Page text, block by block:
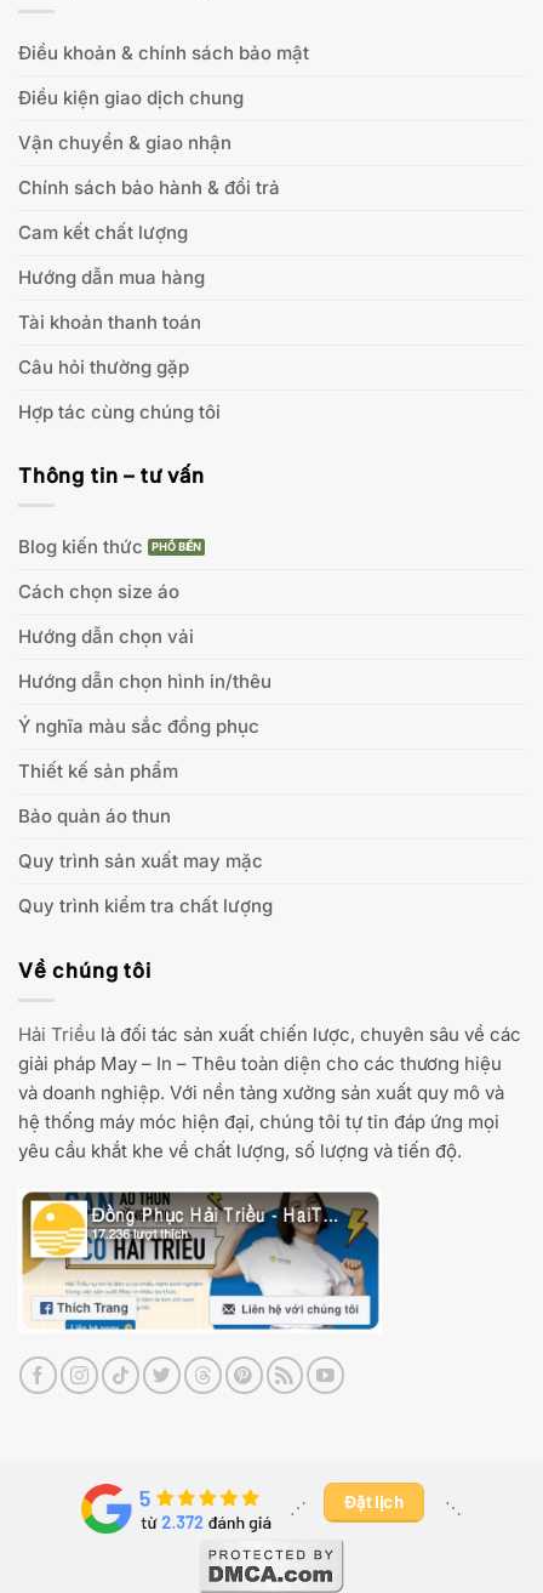
Điều khoản & chính sách bảo mật
Điều kiện giao dịch chung
Vận chuyển & giao nhận
Chính sách bảo hành & đổi trả
Cam kết chất lượng
Hướng dẫn mua hàng
Tài khoản thanh toán
Câu hỏi thường gặp
Hợp tác cùng chúng tôi
Thông tin – tư vấn
Blog kiến thức
Cách chọn size áo
Hướng dẫn chọn vải
Hướng dẫn chọn hình in/thêu
Ý nghĩa màu sắc đồng phục
Thiết kế sản phẩm
Bảo quản áo thun
Quy trình sản xuất may mặc
Quy trình kiểm tra chất lượng
Về chúng tôi
Hải Triều là đối tác sản xuất chiến lược, chuyên sâu về các
giải pháp May – In – Thêu toàn diện cho các thương hiệu
và doanh nghiệp. Với nền tảng xưởng sản xuất quy mô và
hệ thống máy móc hiện đại, chúng tôi tự tin đáp ứng mọi
yêu cầu khắt khe về chất lượng, số lượng và tiến độ.
⋰ ​ Đặt lịch ⋱